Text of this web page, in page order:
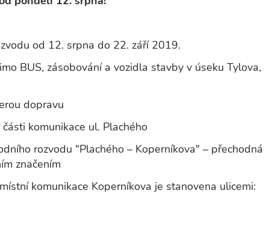
od 12. srpna do 22. září 2019.
BUS, zásobování a vozidla stavby v úseku Tylova,
dopravu
komunikace ul. Plachého
rozvodu "Plachého – Koperníkova" – přechodná
značením
komunikace Koperníkova je stanovena ulicemi: